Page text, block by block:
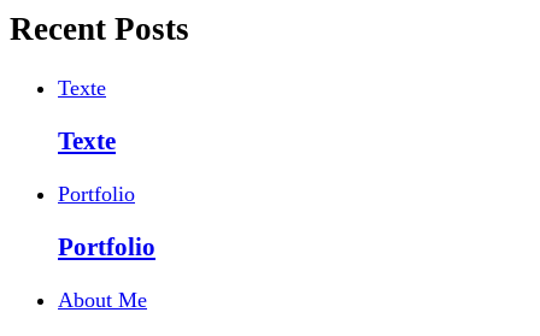
Recent Posts
Texte
Texte
Portfolio
Portfolio
About Me